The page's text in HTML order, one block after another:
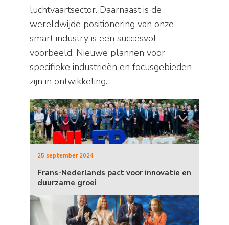
luchtvaartsector. Daarnaast is de
wereldwijde positionering van onze
smart industry is een succesvol
voorbeeld. Nieuwe plannen voor
specifieke industrieën en focusgebieden
zijn in ontwikkeling.
25 september 2024
Frans-Nederlands pact voor innovatie en
duurzame groei